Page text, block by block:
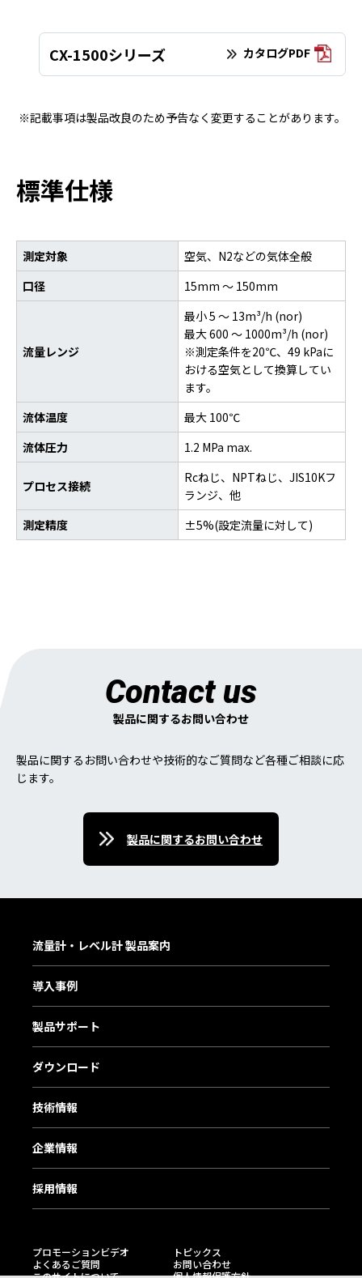
CX-1500シリーズ カタログPDF
※記載事項は製品改良のため予告なく変更することがあります。
標準仕様
測定対象
空気、N2などの気体全般
口径
15mm ～ 150mm
流量レンジ
最小 5 ～ 13m³/h (nor)
最大 600 ～ 1000m³/h (nor)
※測定条件を20℃、49 kPaに
おける空気として換算してい
ます。
流体温度
最大 100℃
流体圧力
1.2 MPa max.
プロセス接続
Rcねじ、NPTねじ、JIS10Kフ
ランジ、他
測定精度
±5%(設定流量に対して)
Contact us
製品に関するお問い合わせ
製品に関するお問い合わせや技術的なご質問など各種ご相談に応
じます。
製品に関するお問い合わせ
流量計・レベル計 製品案内
導入事例
製品サポート
ダウンロード
技術情報
企業情報
採用情報
プロモーションビデオ
トピックス
よくあるご質問
お問い合わせ